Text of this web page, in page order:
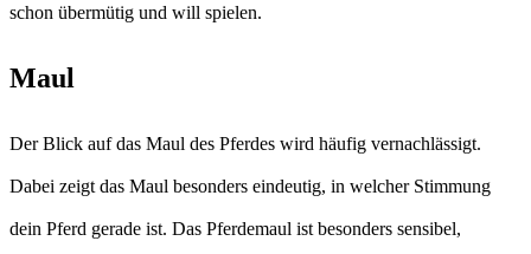
schon übermütig und will spielen.
Maul
Der Blick auf das Maul des Pferdes wird häufig vernachlässigt.
Dabei zeigt das Maul besonders eindeutig, in welcher Stimmung
dein Pferd gerade ist. Das Pferdemaul ist besonders sensibel,